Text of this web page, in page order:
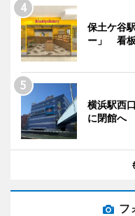
保土ケ谷
ー」 看板
横浜駅西
に閉館へ
フ